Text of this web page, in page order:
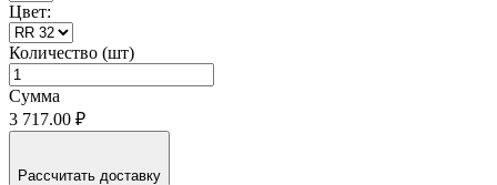
Цвет:
Количество (шт)
Сумма
3 717.00 ₽
Рассчитать доставку